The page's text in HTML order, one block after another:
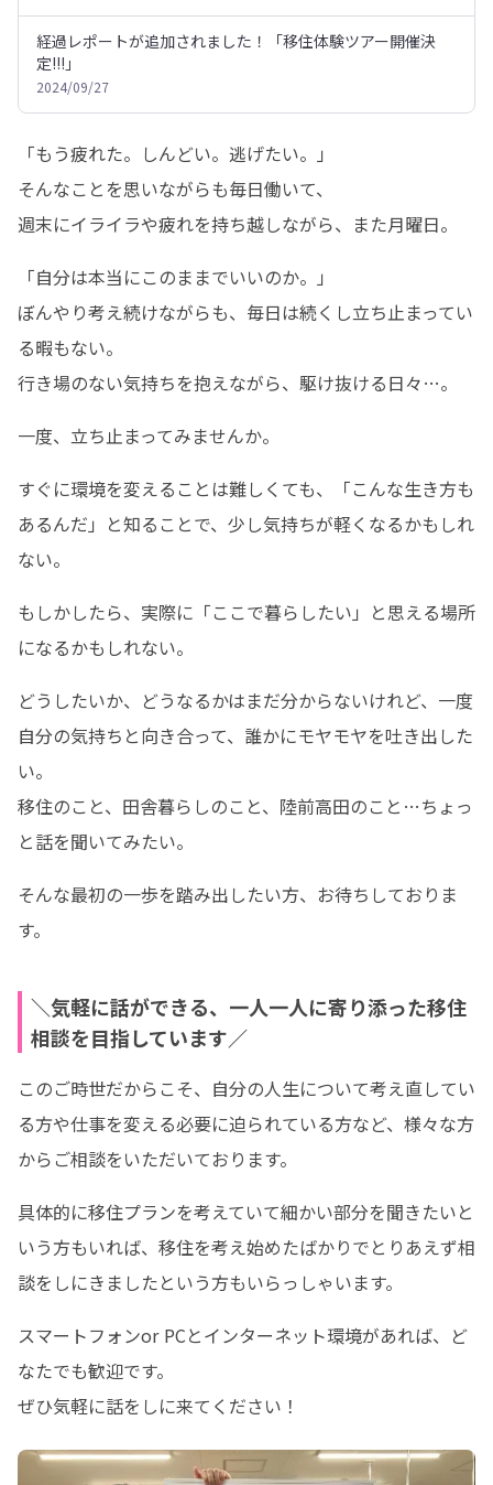
経過レポートが追加されました！「移住体験ツアー開催決
定!!!」
2024/09/27
「もう疲れた。しんどい。逃げたい。」
そんなことを思いながらも毎日働いて、
週末にイライラや疲れを持ち越しながら、また月曜日。
「自分は本当にこのままでいいのか。」
ぼんやり考え続けながらも、毎日は続くし立ち止まってい
る暇もない。
行き場のない気持ちを抱えながら、駆け抜ける日々…。
一度、立ち止まってみませんか。
すぐに環境を変えることは難しくても、「こんな生き方も
あるんだ」と知ることで、少し気持ちが軽くなるかもしれ
ない。
もしかしたら、実際に「ここで暮らしたい」と思える場所
になるかもしれない。
どうしたいか、どうなるかはまだ分からないけれど、一度
自分の気持ちと向き合って、誰かにモヤモヤを吐き出した
い。
移住のこと、田舎暮らしのこと、陸前高田のこと…ちょっ
と話を聞いてみたい。
そんな最初の一歩を踏み出したい方、お待ちしておりま
す。
＼気軽に話ができる、一人一人に寄り添った移住
相談を目指しています／
このご時世だからこそ、自分の人生について考え直してい
る方や仕事を変える必要に迫られている方など、様々な方
からご相談をいただいております。
具体的に移住プランを考えていて細かい部分を聞きたいと
いう方もいれば、移住を考え始めたばかりでとりあえず相
談をしにきましたという方もいらっしゃいます。
スマートフォンor PCとインターネット環境があれば、ど
なたでも歓迎です。
ぜひ気軽に話をしに来てください！